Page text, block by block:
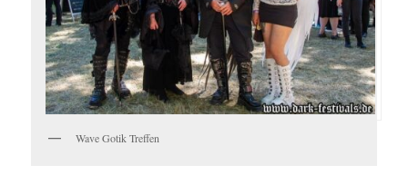
Wave Gotik Treffen